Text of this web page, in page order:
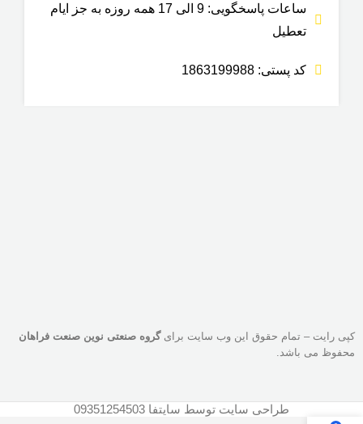
ساعات پاسخگویی: 9 الی 17 همه روزه به جز ایام
تعطیل
کد پستی: 1863199988
کپی رایت – تمام حقوق این وب سایت برایگروه صنعتی نوین صنعت فراهان
محفوظ می باشد.
طراحی سایت توسط سایتفا 09351254503